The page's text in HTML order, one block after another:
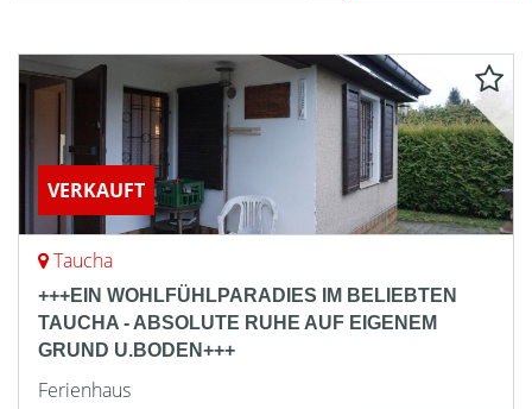
VERKAUFT
Taucha
+++EIN WOHLFÜHLPARADIES IM BELIEBTEN
TAUCHA - ABSOLUTE RUHE AUF EIGENEM
GRUND U.BODEN+++
Ferienhaus